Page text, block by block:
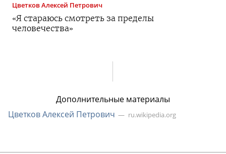
ЦветковАлексей Петрович
«Я стараюсь смотреть за пределы
человечества»
Дополнительные материалы
Цветков Алексей Петрович
ru.wikipedia.org